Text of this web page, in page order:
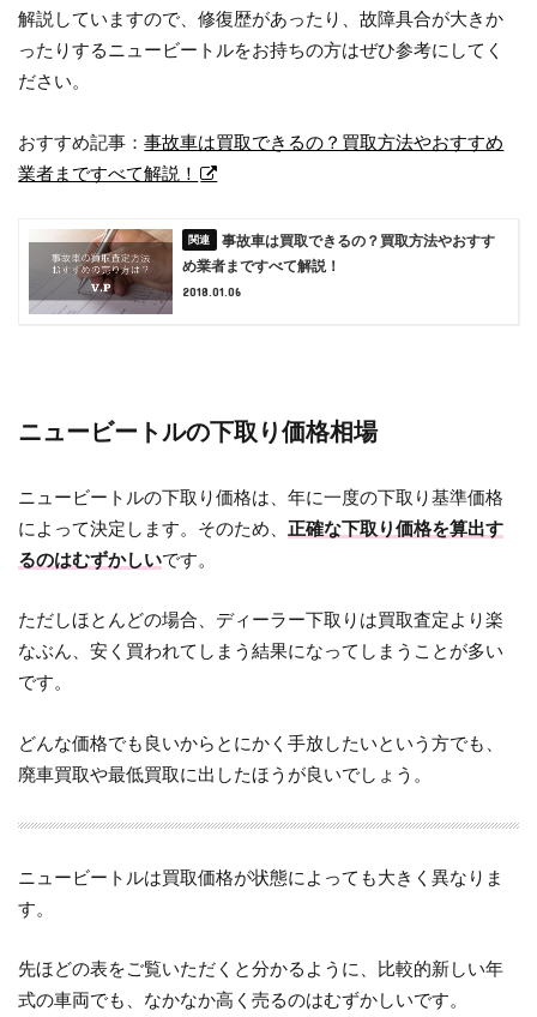
解説していますので、修復歴があったり、故障具合が大きか
ったりするニュービートルをお持ちの方はぜひ参考にしてく
ださい。
おすすめ記事：事故車は買取できるの？買取方法やおすすめ
業者まですべて解説！
事故車は買取できるの？買取方法やおすす
め業者まですべて解説！
2018.01.06
ニュービートルの下取り価格相場
ニュービートルの下取り価格は、年に一度の下取り基準価格
によって決定します。そのため、正確な下取り価格を算出す
るのはむずかしいです。
ただしほとんどの場合、ディーラー下取りは買取査定より楽
なぶん、安く買われてしまう結果になってしまうことが多い
です。
どんな価格でも良いからとにかく手放したいという方でも、
廃車買取や最低買取に出したほうが良いでしょう。
ニュービートルは買取価格が状態によっても大きく異なりま
す。
先ほどの表をご覧いただくと分かるように、比較的新しい年
式の車両でも、なかなか高く売るのはむずかしいです。